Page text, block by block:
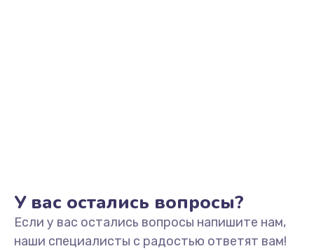
Замена стекла
990 руб.
У вас остались вопросы?
Если у вас остались вопросы напишите нам,
наши специалисты с радостью ответят вам!